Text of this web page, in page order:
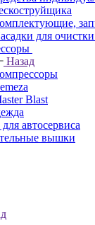
для
Назад
Blast
автосервиса
вышки